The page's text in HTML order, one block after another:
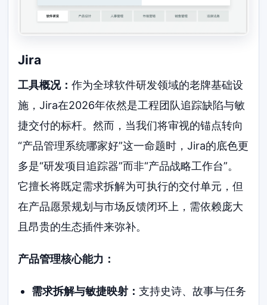
Jira
工具概况：作为全球软件研发领域的老牌基础设
施，Jira在2026年依然是工程团队追踪缺陷与敏
捷交付的标杆。然而，当我们将审视的锚点转向
“产品管理系统哪家好”这一命题时，Jira的底色更
多是“研发项目追踪器”而非“产品战略工作台”。
它擅长将既定需求拆解为可执行的交付单元，但
在产品愿景规划与市场反馈闭环上，需依赖庞大
且昂贵的生态插件来弥补。
产品管理核心能力：
需求拆解与敏捷映射： 支持史诗、故事与任务